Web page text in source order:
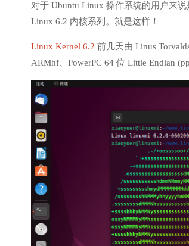
对于 Ubuntu Linux 操作系统的用户来
Linux 6.2 内核系列。就是这样！
Linux Kernel 6.2 前几天由 Linus
ARMhf、PowerPC 64 位 Little Endian